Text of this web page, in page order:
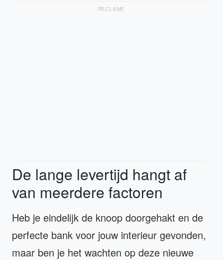
RECLAME
De lange levertijd hangt af
van meerdere factoren
Heb je eindelijk de knoop doorgehakt en de
perfecte bank voor jouw interieur gevonden,
maar ben je het wachten op deze nieuwe